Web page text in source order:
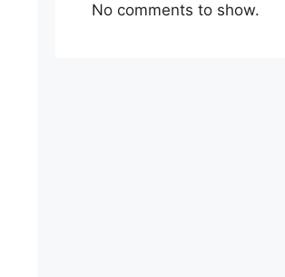
No comments to show.